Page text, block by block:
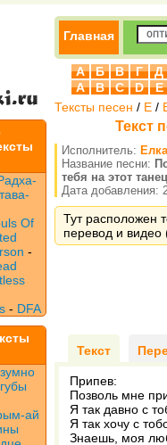
Of
-
- DFA
ай
Главная
А Б В Г Д
A
B C D E
Тексты песен / Е /
Текст
Исполнитель: Елка
Название песни:
тебя на этот танец
Дата добавления:
Тут расположен
перевод и видео
Текст
Припев:
Позволь мне
Я так давно с
Я так хочу с
Знаешь, моя